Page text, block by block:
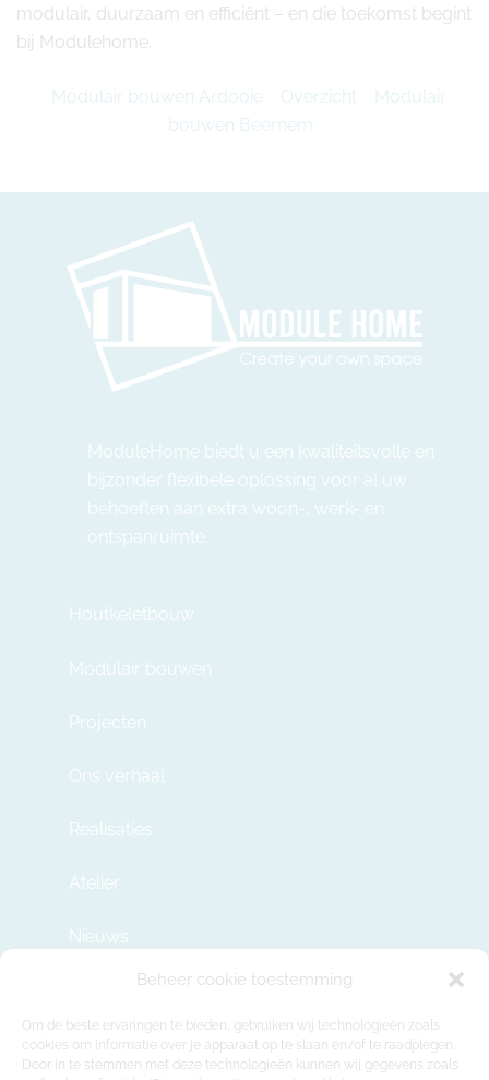
Beheer cookie toestemming
Om de beste ervaringen te bieden, gebruiken wij technologieën zoals
cookies om informatie over je apparaat op te slaan en/of te raadplegen.
Door in te stemmen met deze technologieën kunnen wij gegevens zoals
modulair, duurzaam en efficiënt – en die toekomst begint
bij Modulehome.
Modulair bouwen Ardooie Overzicht
Modulair
bouwen Beernem
ModuleHome biedt u een kwaliteitsvolle en
bijzonder flexibele oplossing voor al uw
behoeften aan extra woon-, werk- en
ontspanruimte.
Houtkeletbouw
Modulair bouwen
Projecten
Ons verhaal
Realisaties
Atelier
Nieuws
info@modulehome.be